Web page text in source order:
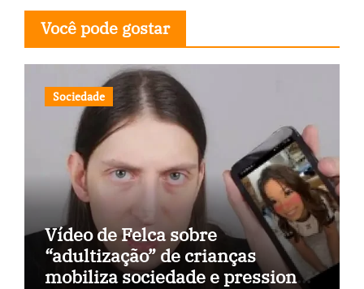
Você pode gostar
Sociedade
Vídeo de Felca sobre
“adultização” de crianças
mobiliza sociedade e pressiona